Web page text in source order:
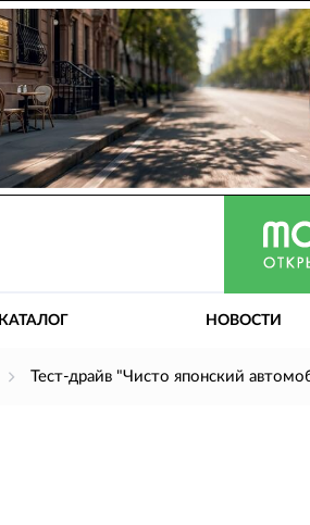
КАТАЛОГ НОВОСТИ
Тест-драйв "Чисто японский